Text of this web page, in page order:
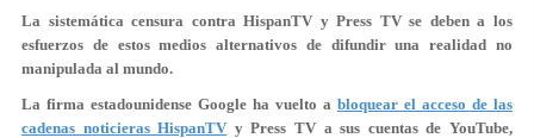
La sistemática censura contra HispanTV y Press TV se deben a los
esfuerzos de estos medios alternativos de difundir una realidad no
manipulada al mundo.
La firma estadounidense Google ha vuelto a bloquear el acceso de las
cadenas noticieras HispanTV y Press TV a sus cuentas de YouTube,